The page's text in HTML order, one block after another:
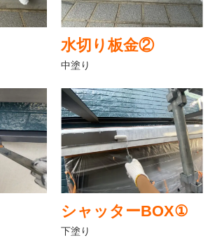
水切り板金②
中塗り
シャッターBOX①
下塗り